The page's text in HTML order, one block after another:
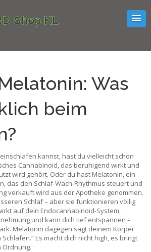
Was
beim
kannst, hast du vielleicht schon
Cannabinoid, das beruhigend wirkt und
wird gehört. Oder du hast Melatonin, ein
das den Schlaf-Wach-Rhythmus steuert und
verkauft wird aus der Apotheke genommen.
Schlaf – aber sie funktionieren völlig
auf dein Endocannabinoid-System,
und kann dich tief entspannen –
Melatonin dagegen sagt deinem Körper
Schlafen.“ Es macht dich nicht high, es bringt
Ordnung.